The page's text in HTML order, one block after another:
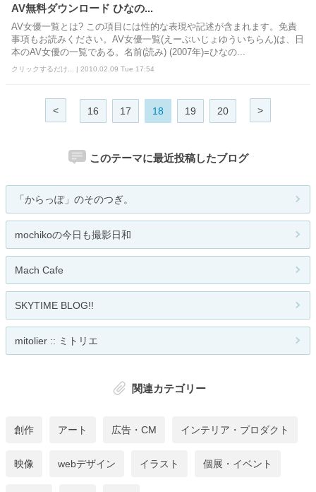
AV無料ダウンロード ひなの...
AV女優一覧とは? この項目には性的な表現や記述が含まれます。免責
事項もお読みください。AV女優一覧(えーぶいじょゆういちらん)は、日
本のAV女優の一覧である。名前(読み) (2007年)=ひなの...
クリックするだけ... | 2010.02.09 Tue 17:54
< 16 17 18 19 20 >
このテーマに最近投稿したブログ
「からっぽ」のそのつぎ。
mochikoの今日も撮影日和
Mach Cafe
SKYTIME BLOG!!
mitolier :: ミトリエ
関連カテゴリー
創作 アート 広告・CM インテリア・プロダクト
映像 webデザイン イラスト 個展・イベント